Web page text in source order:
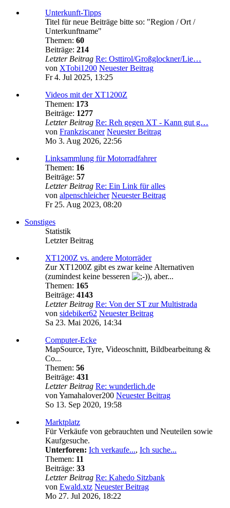
Unterkunft-Tipps
Titel für neue Beiträge bitte so: "Region / Ort /
Unterkunftname"
Themen: 60
Beiträge: 214
Letzter Beitrag Re: Osttirol/Großglockner/Lie…
von XTobi1200 Neuester Beitrag
Fr 4. Jul 2025, 13:25
Videos mit der XT1200Z
Themen: 173
Beiträge: 1277
Letzter Beitrag Re: Reh gegen XT - Kann gut g…
von Frankziscaner Neuester Beitrag
Mo 3. Aug 2026, 22:56
Linksammlung für Motorradfahrer
Themen: 16
Beiträge: 57
Letzter Beitrag Re: Ein Link für alles
von alpenschleicher Neuester Beitrag
Fr 25. Aug 2023, 08:20
Sonstiges
Statistik
Letzter Beitrag
XT1200Z vs. andere Motorräder
Zur XT1200Z gibt es zwar keine Alternativen
(zumindest keine besseren
), aber...
Themen: 165
Beiträge: 4143
Letzter Beitrag Re: Von der ST zur Multistrada
von sidebiker62 Neuester Beitrag
Sa 23. Mai 2026, 14:34
Computer-Ecke
MapSource, Tyre, Videoschnitt, Bildbearbeitung &
Co...
Themen: 56
Beiträge: 431
Letzter Beitrag Re: wunderlich.de
von Yamahalover200 Neuester Beitrag
So 13. Sep 2020, 19:58
Marktplatz
Für Verkäufe von gebrauchten und Neuteilen sowie
Kaufgesuche.
Unterforen: Ich verkaufe..., Ich suche...
Themen: 11
Beiträge: 33
Letzter Beitrag Re: Kahedo Sitzbank
von Ewald.xtz Neuester Beitrag
Mo 27. Jul 2026, 18:22